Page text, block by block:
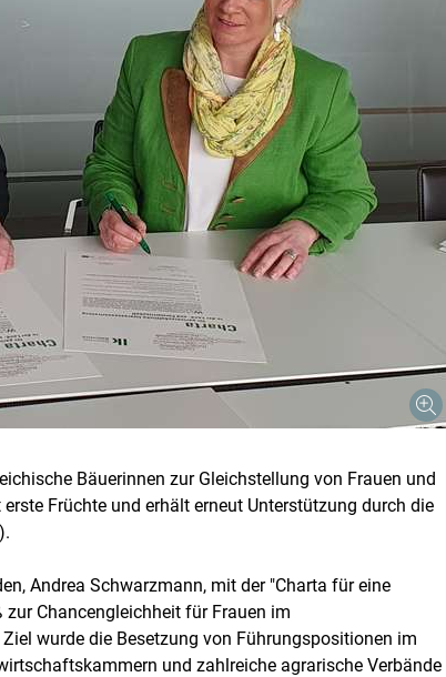
Skip to main content
Bäuerinnen zur Gleichstellung von Frauen und
Früchte und erhält erneut Unterstützung durch die
Andrea Schwarzmann, mit der "Charta für eine
Chancengleichheit für Frauen im
wurde die Besetzung von Führungspositionen im
und zahlreiche agrarische Verbände